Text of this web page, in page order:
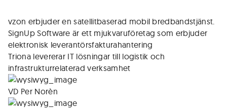
vzon erbjuder en satellitbaserad mobil bredbandstjänst.
SignUp Software är ett mjukvaruföretag som erbjuder
elektronisk leverantörsfakturahantering
Triona levererar IT lösningar till logistik och
infrastrukturrelaterad verksamhet
VD Per Norèn